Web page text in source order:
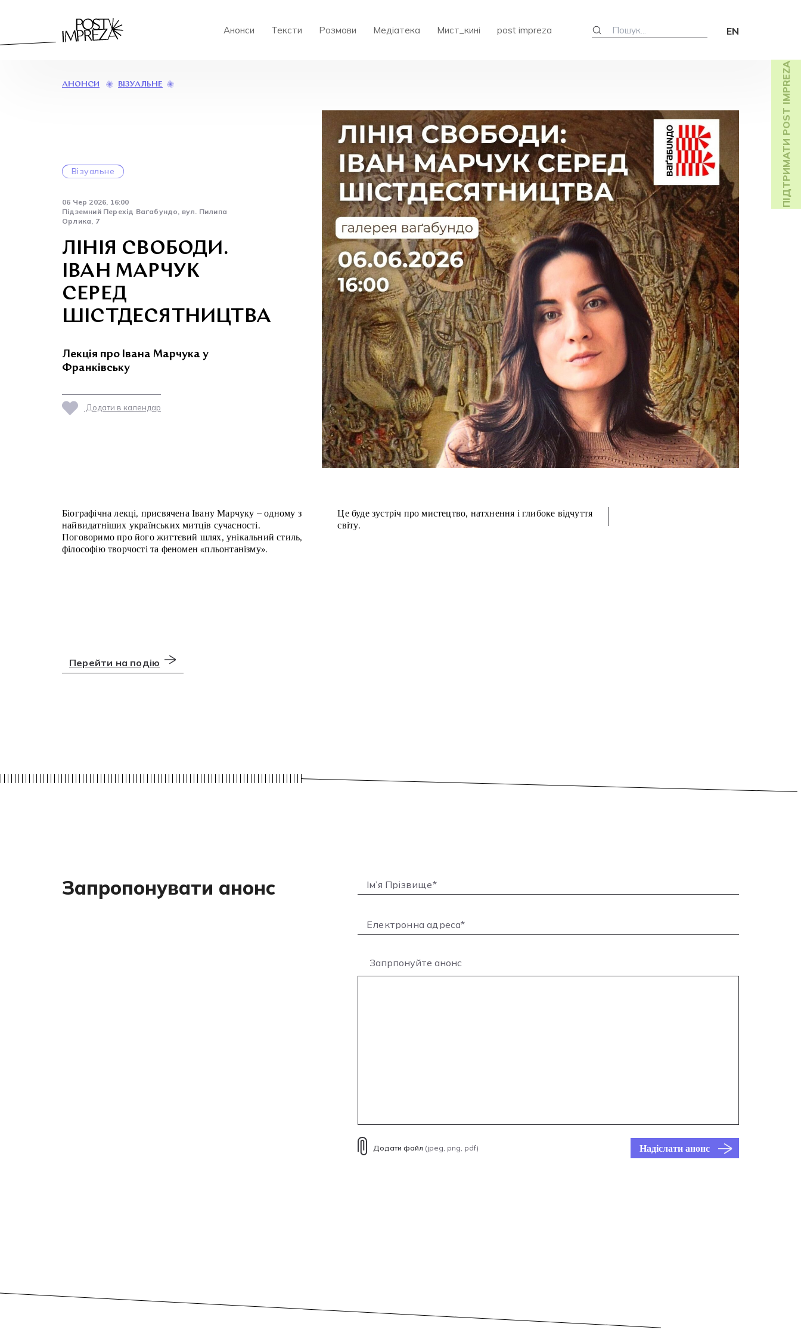
Анонси Тексти Розмови Медіатека Мист_кині post impreza EN
ПІДТРИМАТИ POST IMPREZA
АНОНСИ ВІЗУАЛЬНЕ
Візуальне
06 Чер 2026, 16:00
Підземний Перехід Ваґабундо, вул. Пилипа
Орлика, 7
ЛІНІЯ СВОБОДИ.
ІВАН МАРЧУК
СЕРЕД
ШІСТДЕСЯТНИЦТВА
Лекція про Івана Марчука у
Франківську
Додати в календар
Біографічна лекці, присвячена Івану Марчуку – одному з
найвидатніших українських митців сучасності.
Поговоримо про його життєвий шлях, унікальний стиль,
філософію творчості та феномен «пльонтанізму».
Це буде зустріч про мистецтво, натхнення і глибоке відчуття
світу.
Перейти на подію
Запропонувати анонс
Запрпонуйте анонс
Додати файл (jpeg, png, pdf) Надіслати анонс